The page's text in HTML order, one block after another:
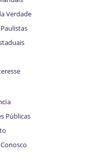
Verdade
Públicas